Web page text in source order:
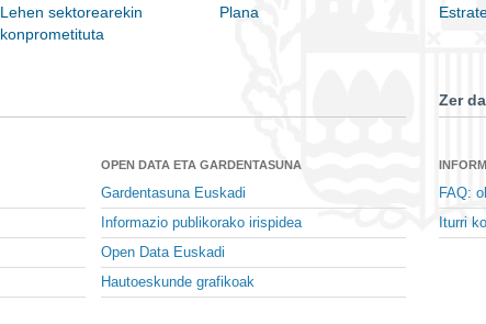
Lehen sektorearekin
konprometituta
Plana
OPEN DATA ETA GARDENTASUNA
Gardentasuna Euskadi
Informazio publikorako irispidea
Open Data Euskadi
Hautoeskunde grafikoak
Zer
FAQ:
Iturri